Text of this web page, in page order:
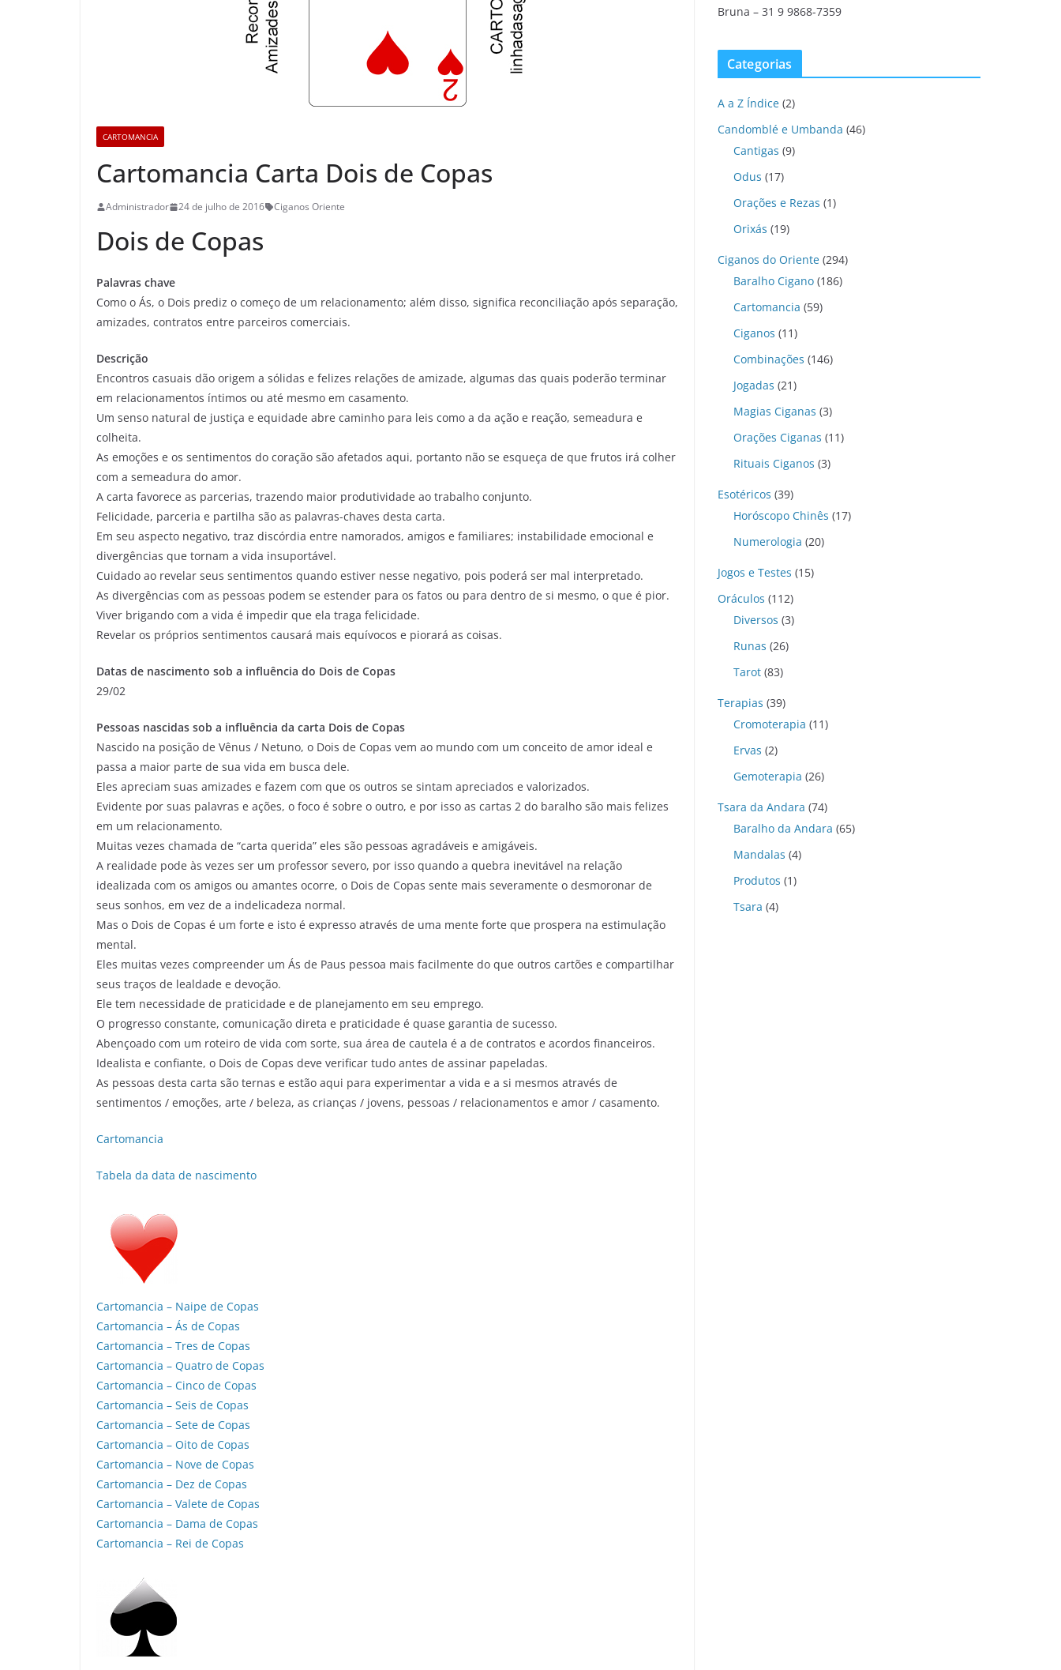
CARTOMANCIA
Cartomancia Carta Dois de Copas
Administrador 24 de julho de 2016 Ciganos Oriente
Dois de Copas
Palavras chave
Como o Ás, o Dois prediz o começo de um relacionamento; além disso, significa reconciliação após separação,
amizades, contratos entre parceiros comerciais.
Descrição
Encontros casuais dão origem a sólidas e felizes relações de amizade, algumas das quais poderão terminar
em relacionamentos íntimos ou até mesmo em casamento.
Um senso natural de justiça e equidade abre caminho para leis como a da ação e reação, semeadura e
colheita.
As emoções e os sentimentos do coração são afetados aqui, portanto não se esqueça de que frutos irá colher
com a semeadura do amor.
A carta favorece as parcerias, trazendo maior produtividade ao trabalho conjunto.
Felicidade, parceria e partilha são as palavras-chaves desta carta.
Em seu aspecto negativo, traz discórdia entre namorados, amigos e familiares; instabilidade emocional e
divergências que tornam a vida insuportável.
Cuidado ao revelar seus sentimentos quando estiver nesse negativo, pois poderá ser mal interpretado.
As divergências com as pessoas podem se estender para os fatos ou para dentro de si mesmo, o que é pior.
Viver brigando com a vida é impedir que ela traga felicidade.
Revelar os próprios sentimentos causará mais equívocos e piorará as coisas.
Datas de nascimento sob a influência do Dois de Copas
29/02
Pessoas nascidas sob a influência da carta Dois de Copas
Nascido na posição de Vênus / Netuno, o Dois de Copas vem ao mundo com um conceito de amor ideal e
passa a maior parte de sua vida em busca dele.
Eles apreciam suas amizades e fazem com que os outros se sintam apreciados e valorizados.
Evidente por suas palavras e ações, o foco é sobre o outro, e por isso as cartas 2 do baralho são mais felizes
em um relacionamento.
Muitas vezes chamada de “carta querida” eles são pessoas agradáveis e amigáveis.
A realidade pode às vezes ser um professor severo, por isso quando a quebra inevitável na relação
idealizada com os amigos ou amantes ocorre, o Dois de Copas sente mais severamente o desmoronar de
seus sonhos, em vez de a indelicadeza normal.
Mas o Dois de Copas é um forte e isto é expresso através de uma mente forte que prospera na estimulação
mental.
Eles muitas vezes compreender um Ás de Paus pessoa mais facilmente do que outros cartões e compartilhar
seus traços de lealdade e devoção.
Ele tem necessidade de praticidade e de planejamento em seu emprego.
O progresso constante, comunicação direta e praticidade é quase garantia de sucesso.
Abençoado com um roteiro de vida com sorte, sua área de cautela é a de contratos e acordos financeiros.
Idealista e confiante, o Dois de Copas deve verificar tudo antes de assinar papeladas.
As pessoas desta carta são ternas e estão aqui para experimentar a vida e a si mesmos através de
sentimentos / emoções, arte / beleza, as crianças / jovens, pessoas / relacionamentos e amor / casamento.
Cartomancia
Tabela da data de nascimento
Cartomancia – Naipe de Copas
Cartomancia – Ás de Copas
Cartomancia – Tres de Copas
Cartomancia – Quatro de Copas
Cartomancia – Cinco de Copas
Cartomancia – Seis de Copas
Cartomancia – Sete de Copas
Cartomancia – Oito de Copas
Cartomancia – Nove de Copas
Cartomancia – Dez de Copas
Cartomancia – Valete de Copas
Cartomancia – Dama de Copas
Cartomancia – Rei de Copas
Bruna – 31 9 9868-7359
Categorias
A a Z Índice (2)
Candomblé e Umbanda (46)
Cantigas (9)
Odus (17)
Orações e Rezas (1)
Orixás (19)
Ciganos do Oriente (294)
Baralho Cigano (186)
Cartomancia (59)
Ciganos (11)
Combinações (146)
Jogadas (21)
Magias Ciganas (3)
Orações Ciganas (11)
Rituais Ciganos (3)
Esotéricos (39)
Horóscopo Chinês (17)
Numerologia (20)
Jogos e Testes (15)
Oráculos (112)
Diversos (3)
Runas (26)
Tarot (83)
Terapias (39)
Cromoterapia (11)
Ervas (2)
Gemoterapia (26)
Tsara da Andara (74)
Baralho da Andara (65)
Mandalas (4)
Produtos (1)
Tsara (4)